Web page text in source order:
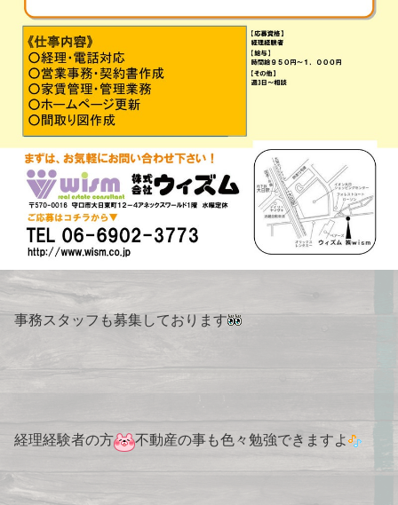
事務スタッフも募集しております
経理経験者の方 不動産の事も色々勉強できますよ